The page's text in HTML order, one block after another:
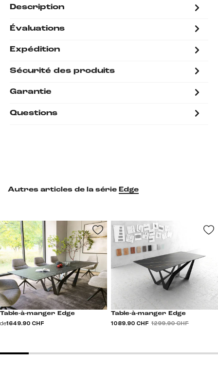
Description
Évaluations
Expédition
Sécurité des produits
Garantie
Questions
Autres articles de la série Edge
Table-à-manger Edge
de1 649.90 CHF
Table-à-manger Edge
1 089.90 CHF 1 299.90 CHF